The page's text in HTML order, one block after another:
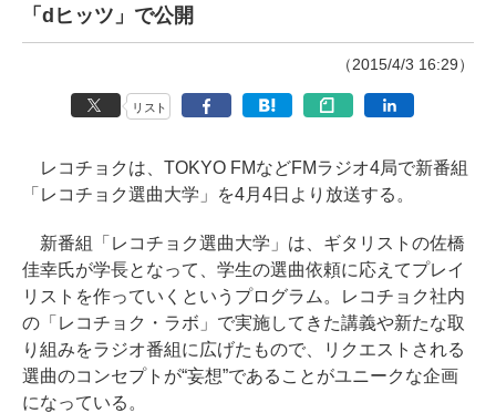
「dヒッツ」で公開
（2015/4/3 16:29）
リスト
レコチョクは、TOKYO FMなどFMラジオ4局で新番組
「レコチョク選曲大学」を4月4日より放送する。
新番組「レコチョク選曲大学」は、ギタリストの佐橋
佳幸氏が学長となって、学生の選曲依頼に応えてプレイ
リストを作っていくというプログラム。レコチョク社内
の「レコチョク・ラボ」で実施してきた講義や新たな取
り組みをラジオ番組に広げたもので、リクエストされる
選曲のコンセプトが“妄想”であることがユニークな企画
になっている。